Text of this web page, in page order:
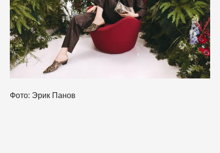
Фото: Эрик Панов